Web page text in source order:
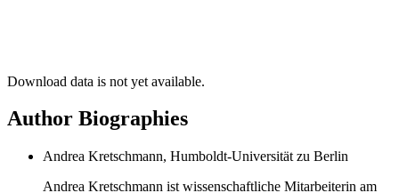
Download data is not yet available.
Author Biographies
Andrea Kretschmann, Humboldt-Universität zu Berlin
Andrea Kretschmann ist wissenschaftliche Mitarbeiterin am